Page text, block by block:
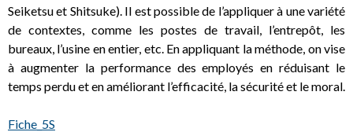
Seiketsu et Shitsuke). Il est possible de l’appliquer à une variété
de contextes, comme les postes de travail, l’entrepôt, les
bureaux, l’usine en entier, etc. En appliquant la méthode, on vise
à augmenter la performance des employés en réduisant le
temps perdu et en améliorant l’efficacité, la sécurité et le moral.
Fiche_5S